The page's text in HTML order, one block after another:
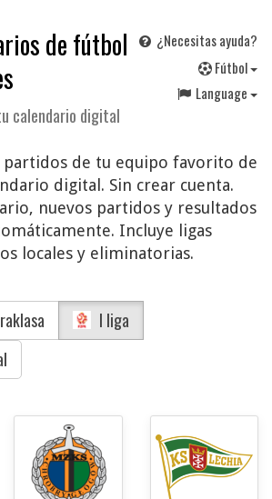
de fútbol
calendario digital
¿Necesitas ayuda?
Fútbol
Language
partidos de tu equipo favorito de
digital. Sin crear cuenta.
nuevos partidos y resultados
Incluye ligas
locales y eliminatorias.
I liga